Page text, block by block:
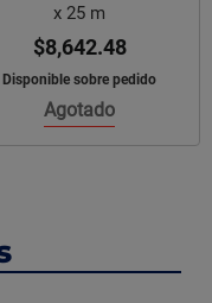
x 25 m
$8,642.48
Disponible sobre pedido
Agotado